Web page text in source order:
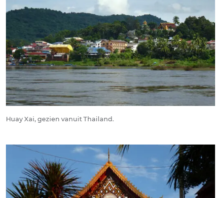
Huay Xai, gezien vanuit Thailand.